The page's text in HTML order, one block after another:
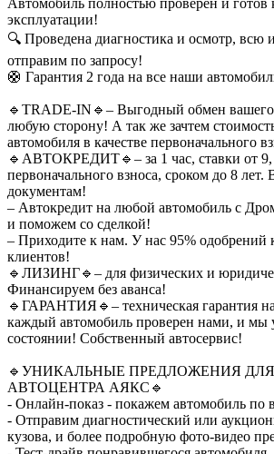
Автомобиль полностью проверен и готов
эксплуатации!
🔍 Проведена диагностика и осмотр,
отправим по запросу!
🛟 Гарантия 2 года на все наши
🔹TRADE-IN🔹– Выгодный обмен вашего
любую сторону! А так же зачтем
автомобиля в качестве первоначального
🔹АВТОКРЕДИТ🔹– за 1 час, ставки от 9,
первоначального взноса, сроком до 8 лет.
документам!
– Автокредит на любой автомобиль с
и поможем со сделкой!
– Приходите к нам. У нас 95% одобрений
клиентов!
🔹ЛИЗИНГ🔹– для физических и
Финансируем без аванса!
🔹ГАРАНТИЯ🔹– техническая гарантия
каждый автомобиль проверен нами, и мы
состоянии! Собственный автосервис!
🔹УНИКАЛЬНЫЕ ПРЕДЛОЖЕНИЯ
АВТОЦЕНТРА АЯКС🔹
- Онлайн-показ - покажем автомобиль по
- Отправим диагностический или
кузова, и более подробную фото-видео